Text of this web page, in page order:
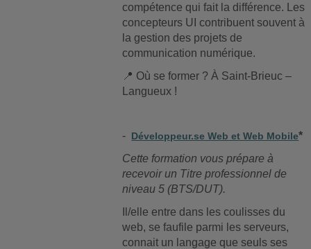
compétence qui fait la différence. Les
concepteurs UI contribuent souvent à
la gestion des projets de
communication numérique.
📍 Où se former ? À Saint-Brieuc –
Langueux !
- Développeur.se Web et Web Mobile*
Cette formation vous prépare à
recevoir un Titre professionnel de
niveau 5 (BTS/DUT).
Il/elle entre dans les coulisses du
web, se faufile parmi les serveurs,
connait un langage que seuls ses